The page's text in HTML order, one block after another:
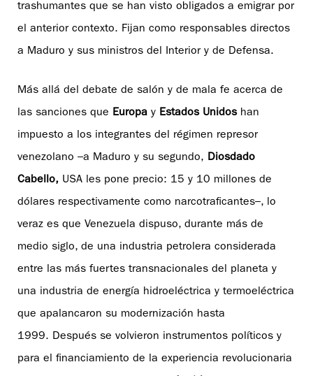
trashumantes que se han visto obligados a emigrar por
el anterior contexto. Fijan como responsables directos
a Maduro y sus ministros del Interior y de Defensa.
Más allá del debate de salón y de mala fe acerca de
las sanciones que Europa y Estados Unidoshan
impuesto a los integrantes del régimen represor
venezolano –a Maduro y su segundo, Diosdado
Cabello, USA les pone precio: 15 y 10 millones de
dólares respectivamente como narcotraficantes–, lo
veraz es que Venezuela dispuso, durante más de
medio siglo, de una industria petrolera considerada
entre las más fuertes transnacionales del planeta y
una industria de energía hidroeléctrica y termoeléctrica
que apalancaron su modernización hasta
1999. Después se volvieron instrumentos políticos y
para el financiamiento de la experiencia revolucionaria